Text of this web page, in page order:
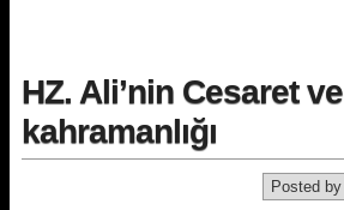
HZ. Ali’nin Cesaret ve
kahramanlığı
Posted by